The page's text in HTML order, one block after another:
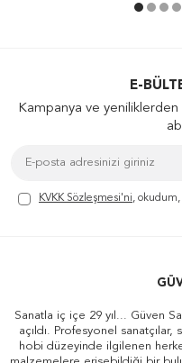
E-
Kampanya ve
KVKK Sözleşmesi'ni,
Sanatla iç içe 29 yıl... Güven
açıldı. Profesyonel
hobi düzeyinde ilgilenen